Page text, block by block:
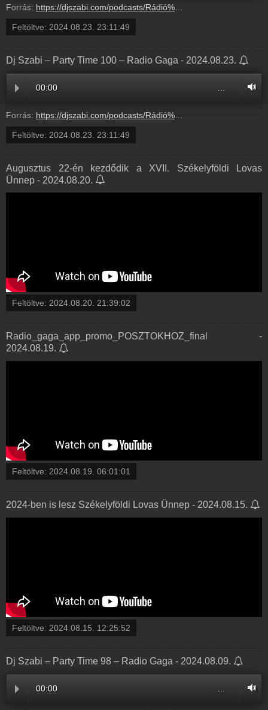
Forrás: https://djszabi.com/podcasts/Rádió%20GaGa%20Party%20Time%20-%20100.mp3
Feltöltve: 2024.08.23. 23:11:49
Dj Szabi – Party Time 100 – Radio Gaga - 2024.08.23.
00:00
Forrás: https://djszabi.com/podcasts/Rádió%20GaGa%20Party%20Time%20-%20100.mp3
Feltöltve: 2024.08.23. 23:11:49
Augusztus 22-én kezdődik a XVII. Székelyföldi Lovas
Ünnep - 2024.08.20.
Feltöltve: 2024.08.20. 21:39:02
Radio_gaga_app_promo_POSZTOKHOZ_final -
2024.08.19.
Feltöltve: 2024.08.19. 06:01:01
2024-ben is lesz Székelyföldi Lovas Ünnep - 2024.08.15.
Feltöltve: 2024.08.15. 12:25:52
Dj Szabi – Party Time 98 – Radio Gaga - 2024.08.09.
00:00